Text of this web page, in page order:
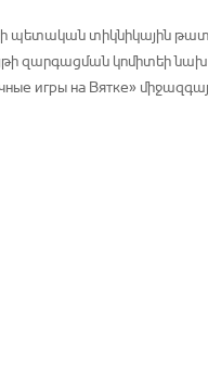
պետական տիկնիկային
զարգացման կոմիտեի
игры на Вятке»